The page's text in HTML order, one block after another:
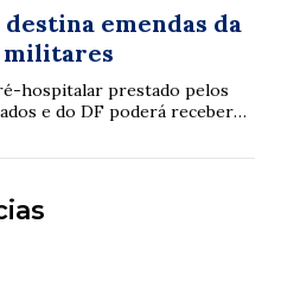
emendas da
militares
hospitalar prestado pelos
e do DF poderá receber